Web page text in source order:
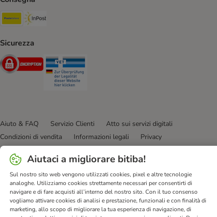
Poste Italiane. Shipping Method
Sicurezza
Security
Aiuto & FAQ Servizio Clienti
Atto sui servizi digitali
Condizioni di vendita
Informazioni legali
Privacy
Newsletter
Modulo tipo di recesso
Disposizioni ambientali & smaltimento
Opt-out
Programma fedeltà
Sconti & Vantaggi
Dichiarazione di accessibilità
bitiba GmbH2026
Aiutaci a migliorare bitiba!
Sul nostro sito web vengono utilizzati cookies, pixel e altre tecnologie
analoghe. Utilizziamo cookies strettamente necessari per consentirti di
navigare e di fare acquisti all’interno del nostro sito. Con il tuo consenso
vogliamo attivare cookies di analisi e prestazione, funzionali e con finalità di
marketing, allo scopo di migliorare la tua esperienza di navigazione, di